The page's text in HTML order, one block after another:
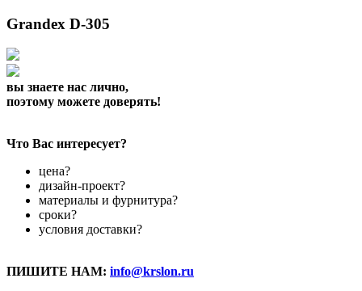
Grandex D-305
вы знаете нас лично,
поэтому можете доверять!
Что Вас интересует?
цена?
дизайн-проект?
материалы и фурнитура?
сроки?
условия доставки?
ПИШИТЕ НАМ: info@krslon.ru